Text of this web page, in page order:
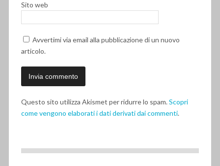
Sito web
Avvertimi via email alla pubblicazione di un nuovo
articolo.
Questo sito utilizza Akismet per ridurre lo spam.Scopri
come vengono elaborati i dati derivati dai commenti.